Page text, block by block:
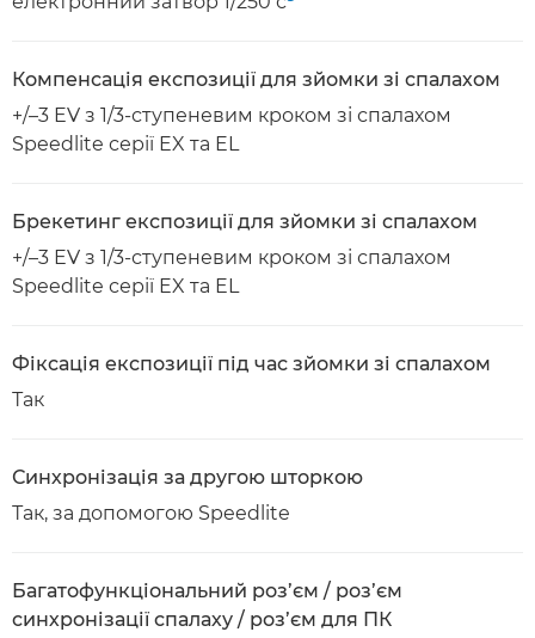
Компенсація експозиції для зйомки зі спалахом
+/–3 EV з 1/3-ступеневим кроком зі спалахом
Speedlite серії EX та EL
Брекетинг експозиції для зйомки зі спалахом
+/–3 EV з 1/3-ступеневим кроком зі спалахом
Speedlite серії EX та EL
Фіксація експозиції під час зйомки зі спалахом
Так
Синхронізація за другою шторкою
Так, за допомогою Speedlite
Багатофункціональний роз’єм / роз’єм
синхронізації спалаху / роз’єм для ПК